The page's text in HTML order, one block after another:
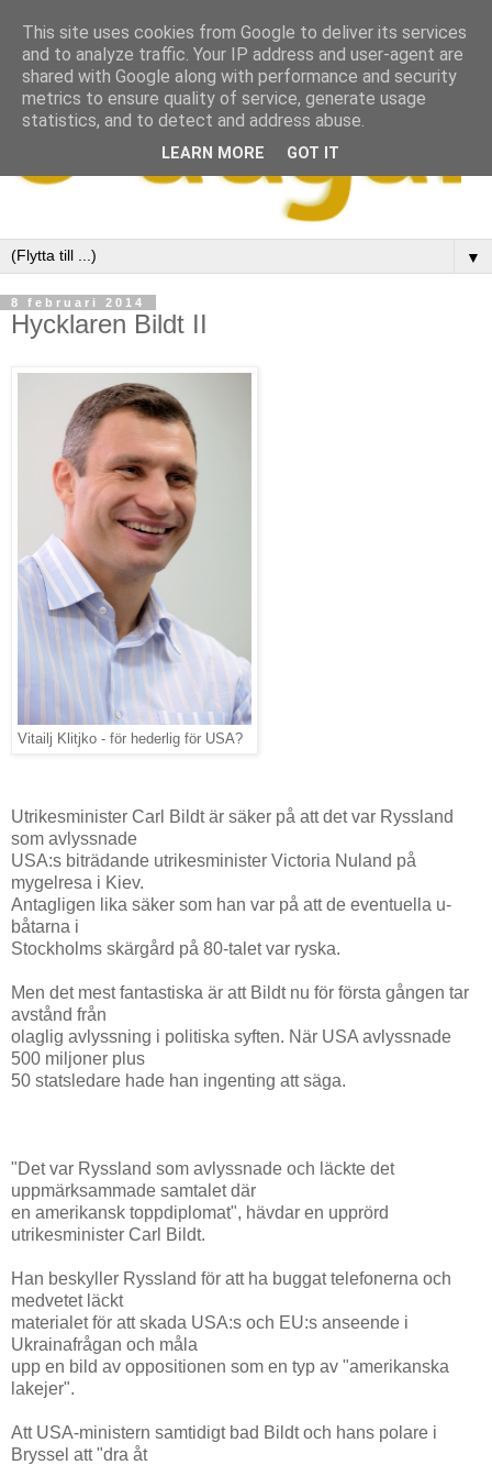
▼
8 februari 2014
Hycklaren Bildt II
Vitailj Klitjko - för hederlig för USA?
Utrikesminister Carl Bildt är säker på att det var Ryssland
som avlyssnade
USA:s biträdande utrikesminister Victoria Nuland på
mygelresa i Kiev.
Antagligen lika säker som han var på att de eventuella u-
båtarna i
Stockholms skärgård på 80-talet var ryska.
Men det mest fantastiska är att Bildt nu för första gången tar
avstånd från
olaglig avlyssning i politiska syften. När USA avlyssnade
500 miljoner plus
50 statsledare hade han ingenting att säga.
"Det var Ryssland som avlyssnade och läckte det
uppmärksammade samtalet där
en amerikansk toppdiplomat", hävdar en upprörd
utrikesminister Carl Bildt.
Han beskyller Ryssland för att ha buggat telefonerna och
medvetet läckt
materialet för att skada USA:s och EU:s anseende i
Ukrainafrågan och måla
upp en bild av oppositionen som en typ av "amerikanska
lakejer".
Att USA-ministern samtidigt bad Bildt och hans polare i
Bryssel att "dra åt
This site uses cookies from Google to deliver its services
and to analyze traffic. Your IP address and user-agent are
shared with Google along with performance and security
metrics to ensure quality of service, generate usage
statistics, and to detect and address abuse.
LEARN MORE GOT IT